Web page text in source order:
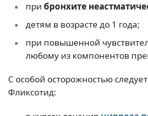
при бронхите
детям в возрасте до 1 года;
при повышенной
любому из компонентов
С особой осторожностью
Фликсотид: